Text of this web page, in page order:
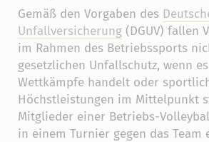
Gemäß den Vorgaben des
Unfallversicherung (DGUV) fallen
im Rahmen des Betriebssports
gesetzlichen Unfallschutz, wenn
Wettkämpfe handelt oder
Höchstleistungen im Mittelpunkt
Mitglieder einer Betriebs-
in einem Turnier gegen das Team